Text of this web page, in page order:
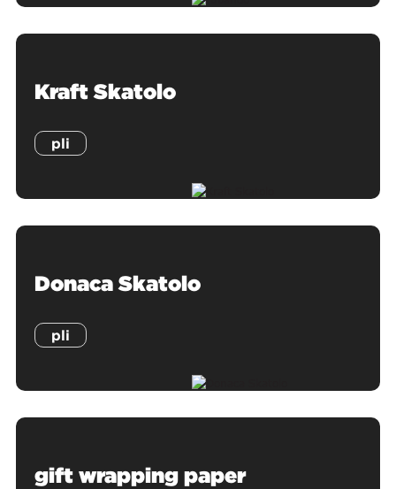
Kraft Skatolo
pli
Donaca Skatolo
pli
gift wrapping paper